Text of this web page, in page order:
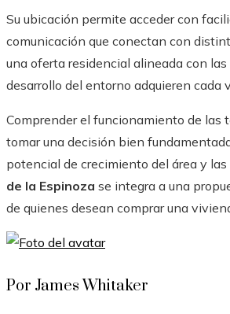
Su ubicación permite acceder con
comunicación que conectan con
una oferta residencial alineada con
desarrollo del entorno adquieren cada
Comprender el funcionamiento de las
tomar una decisión bien
potencial de crecimiento del área y
de la Espinoza se integra a una
de quienes desean comprar una
Por James Whitaker